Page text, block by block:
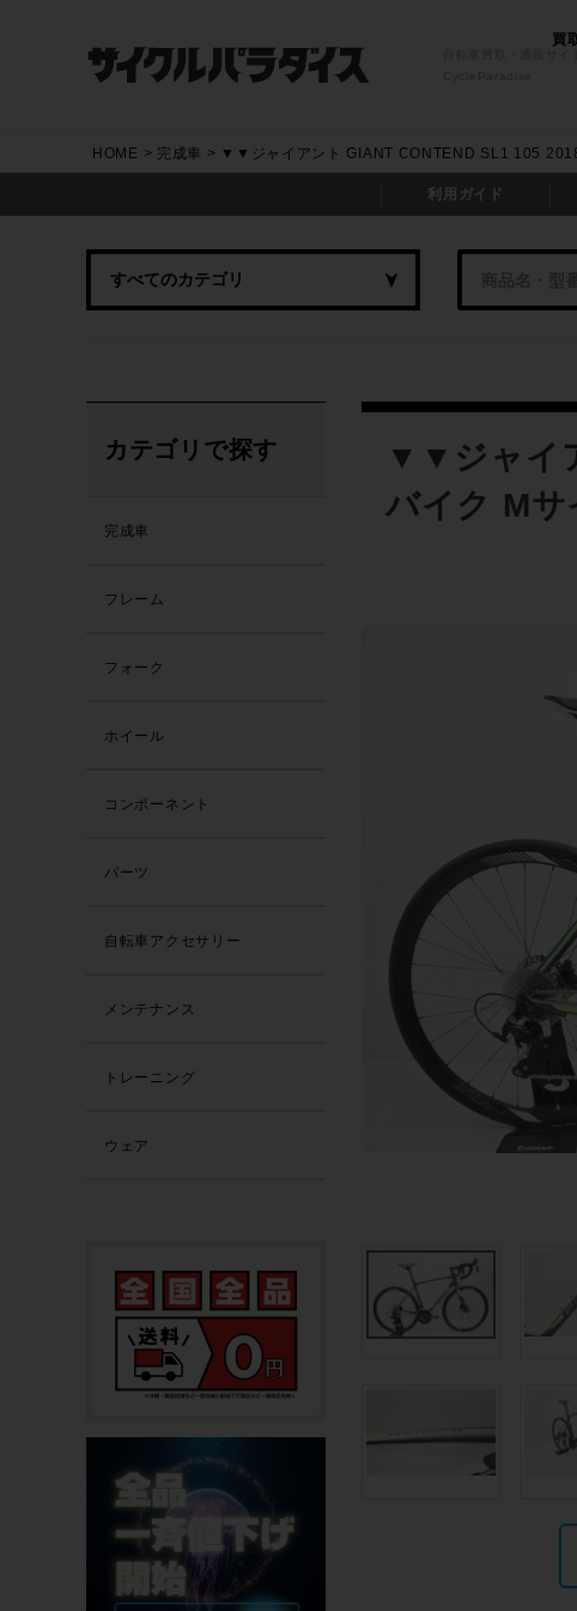
買
HOME 完成車 ▼▼ジャイアント GIANT CONTEND SL1 105
利用ガイド
▼▼ジャイ
バイク Mサ
カテゴリで探す
完成車
フレーム
フォーク
ホイール
コンポーネント
パーツ
自転車アクセサリー
メンテナンス
トレーニング
ウェア